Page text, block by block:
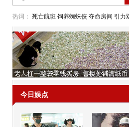
热词： 死亡航班 饲养蜘蛛侠 夺命房间 引力
今日娱点